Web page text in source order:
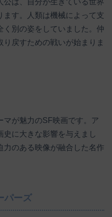
は、自分が生きている世界
ます。人類は機械によって支
く別の姿をしていました。仲
戻すための戦いが始まりま
マが魅力のSF映画です。ア
史に大きな影響を与えまし
力のある映像が融合した名作
パーズ